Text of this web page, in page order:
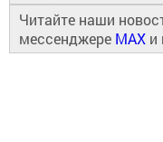
Читайте наши
мессенджере MAX и